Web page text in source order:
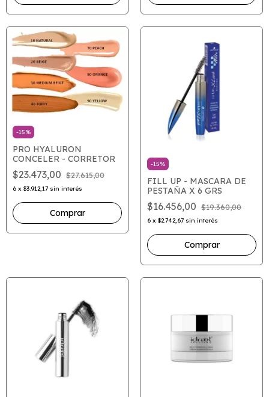
-15%
PRO HYALURON
CONCELER - CORRETOR
$23.473,00 $27.615,00
6 x $3.912,17 sin interés
Comprar
-15%
FILL UP - MASCARA DE
PESTAÑA X 6 GRS
$16.456,00 $19.360,00
6 x $2.742,67 sin interés